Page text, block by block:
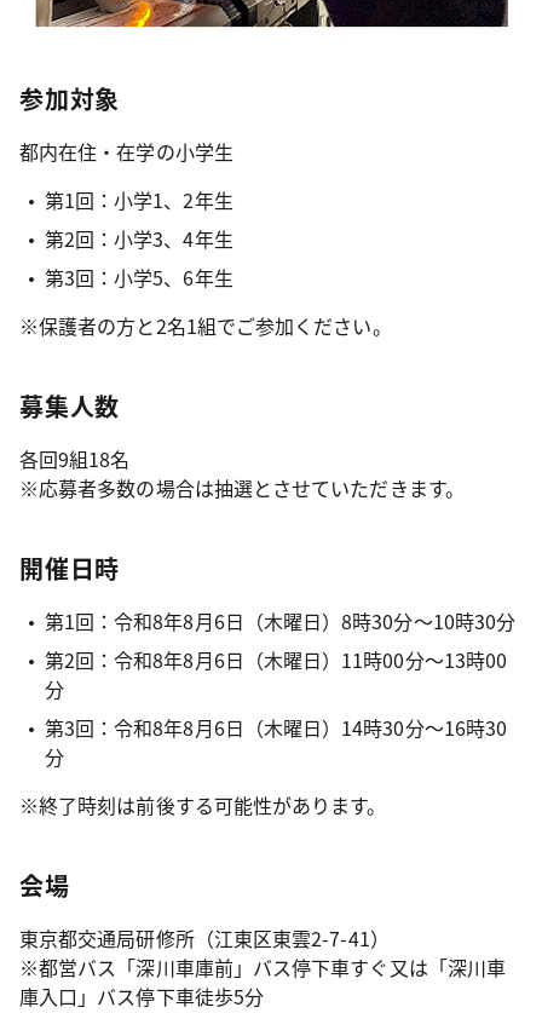
参加対象
都内在住・在学の小学生
第1回：小学1、2年生
第2回：小学3、4年生
第3回：小学5、6年生
※保護者の方と2名1組でご参加ください。
募集人数
各回9組18名
※応募者多数の場合は抽選とさせていただきます。
開催日時
第1回：令和8年8月6日（木曜日）8時30分～10時30分
第2回：令和8年8月6日（木曜日）11時00分～13時00
分
第3回：令和8年8月6日（木曜日）14時30分～16時30
分
※終了時刻は前後する可能性があります。
会場
東京都交通局研修所（江東区東雲2-7-41）
※都営バス「深川車庫前」バス停下車すぐ又は「深川車
庫入口」バス停下車徒歩5分